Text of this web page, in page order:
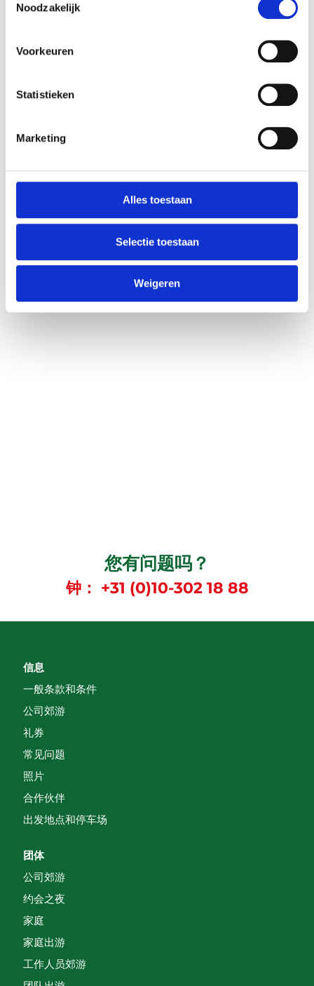
Noodzakelijk
Voorkeuren
Statistieken
Marketing
Alles toestaan
Selectie toestaan
Weigeren
甜点
订票
您有问题吗？
钟： +31 (0)10-302 18 88
信息
一般条款和条件
公司郊游
礼券
常见问题
照片
合作伙伴
出发地点和停车场
团体
公司郊游
约会之夜
家庭
家庭出游
工作人员郊游